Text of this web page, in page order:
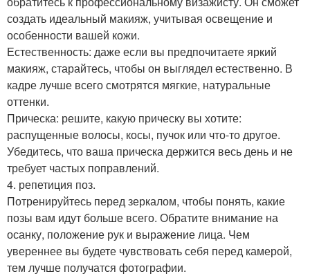
создать идеальный макияж, учитывая освещение и
особенности вашей кожи.
Естественность: даже если вы предпочитаете яркий
макияж, старайтесь, чтобы он выглядел естественно. В
кадре лучше всего смотрятся мягкие, натуральные
оттенки.
Прическа: решите, какую прическу вы хотите:
распущенные волосы, косы, пучок или что-то другое.
Убедитесь, что ваша прическа держится весь день и не
требует частых поправлений.
4. репетиция поз.
Потренируйтесь перед зеркалом, чтобы понять, какие
позы вам идут больше всего. Обратите внимание на
осанку, положение рук и выражение лица. Чем
увереннее вы будете чувствовать себя перед камерой,
тем лучше получатся фотографии.